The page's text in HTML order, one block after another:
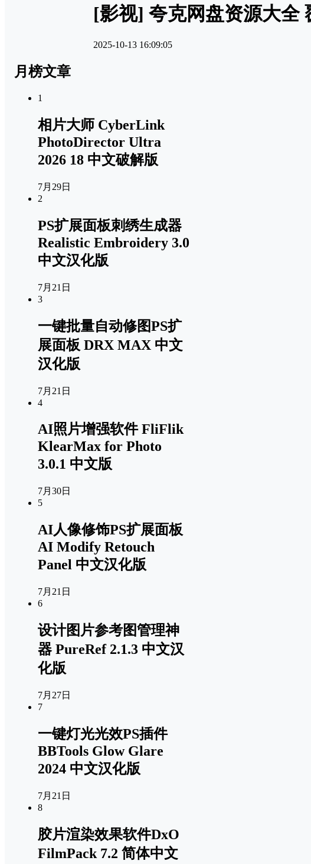
[影视] 夸克网盘资源大全
2025-10-13 16:09:05
月榜文章
1
相片大师 CyberLink
PhotoDirector Ultra
2026 18 中文破解版
7月29日
2
PS扩展面板刺绣生成器
Realistic Embroidery 3.0
中文汉化版
7月21日
3
一键批量自动修图PS扩
展面板 DRX MAX 中文
汉化版
7月21日
4
AI照片增强软件 FliFlik
KlearMax for Photo
3.0.1 中文版
7月30日
5
AI人像修饰PS扩展面板
AI Modify Retouch
Panel 中文汉化版
7月21日
6
设计图片参考图管理神
器 PureRef 2.1.3 中文汉
化版
7月27日
7
一键灯光光效PS插件
BBTools Glow Glare
2024 中文汉化版
7月21日
8
胶片渲染效果软件DxO
FilmPack 7.2 简体中文